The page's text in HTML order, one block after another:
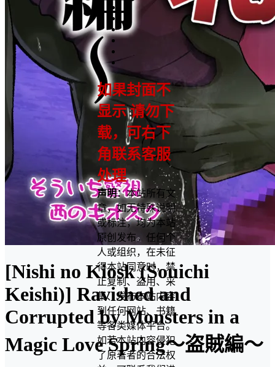
[Nishi no Kiosk (Souichi
Keishi)] Ravished and
Corrupted by Monsters in a
Magic Love Spring～盗賊編～
如果封面不
显示 请勿下
载，可右下
角联系客服
处理
声明：本站所有文
章，如无特殊说明
或标注，均为本站
原创发布。任何个
人或组织，在未征
得本站同意时，禁
止复制、盗用、采
集、发布本站内容
到任何网站、书籍
等各类媒体平台。
如若本站内容侵犯
了原著者的合法权